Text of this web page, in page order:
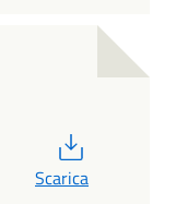
Scarica